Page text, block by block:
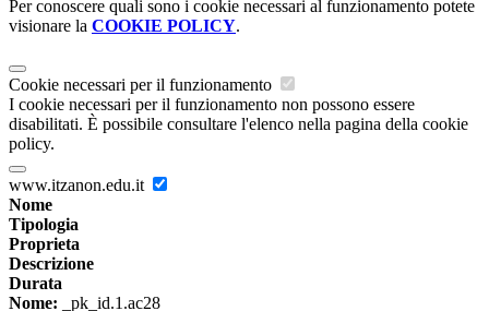
Per conoscere quali sono i cookie necessari al funzionamento potete
visionare la COOKIE POLICY.
Cookie necessari per il funzionamento
I cookie necessari per il funzionamento non possono essere
disabilitati. È possibile consultare l'elenco nella pagina della cookie
policy.
www.itzanon.edu.it
Nome
Tipologia
Proprieta
Descrizione
Durata
Nome: _pk_id.1.ac28